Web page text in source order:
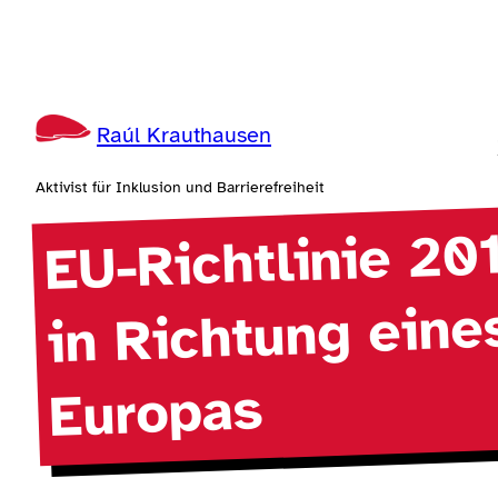
Raúl Krauthausen
Aktivist für Inklusion und Barrierefreiheit
EU-Richtlinie
in Richtung
Europas